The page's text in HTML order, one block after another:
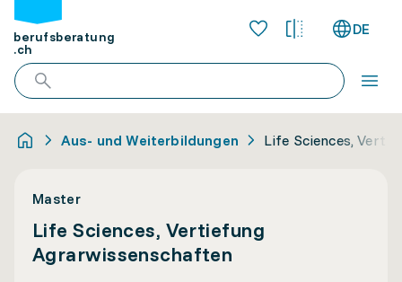
berufsberatung
.ch
DE
Aus- und Weiterbildungen Life Sciences,
Master
Life Sciences, Vertiefung
Agrarwissenschaften